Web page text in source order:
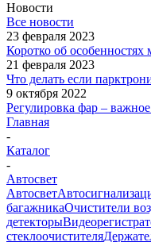
Новости
Все новости
23 февраля 2023
Коротко об
21 февраля 2023
Что делать если
9 октября 2022
Регулировка фар –
Главная
-
Каталог
-
Автосвет
Автосвет
багажникаОчистители
детекторы
стеклоочистителя